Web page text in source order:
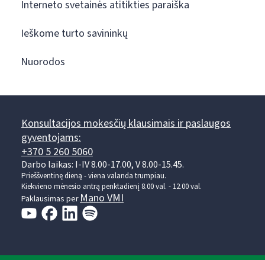
Interneto svetainės atitikties paraiška
Ieškome turto savininkų
Nuorodos
Konsultacijos mokesčių klausimais ir paslaugos
gyventojams:
+370 5 260 5060
Darbo laikas: I-IV 8.00-17.00, V 8.00-15.45.
Prieššventinę dieną - viena valanda trumpiau.
Kiekvieno mėnesio antrą penktadienį 8.00 val. - 12.00 val.
Paklausimas perMano VMI